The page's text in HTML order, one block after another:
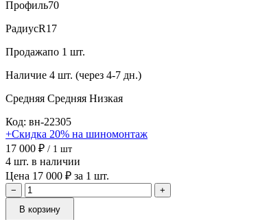
Профиль70
РадиусR17
Продажапо 1 шт.
Наличие 4 шт. (через 4-7 дн.)
Средняя Средняя Низкая
Код: вн-22305
+Скидка 20% на шиномонтаж
17 000 ₽ / 1 шт
4 шт. в наличии
Цена 17 000 ₽ за 1 шт.
−
+
В корзину